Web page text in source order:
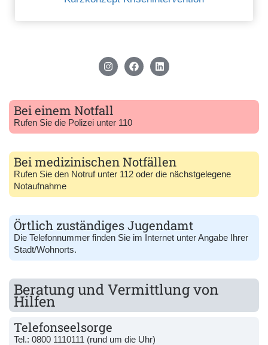
Bei einem Notfall
Rufen Sie die Polizei unter 110
Bei medizinischen Notfällen
Rufen Sie den Notruf unter 112 oder die nächstgelegene
Notaufnahme
Örtlich zuständiges Jugendamt
Die Telefonnummer finden Sie im Internet unter Angabe Ihrer
Stadt/Wohnorts.
Beratung und Vermittlung von
Hilfen
Telefonseelsorge
Tel.: 0800 1110111 (rund um die Uhr)